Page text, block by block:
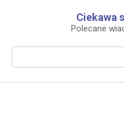
Ciekawa
Polecane